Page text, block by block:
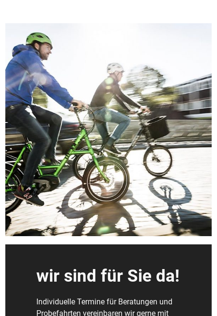
wir sind für Sie da!
Individuelle Termine für Beratungen und
Probefahrten vereinbaren wir gerne mit